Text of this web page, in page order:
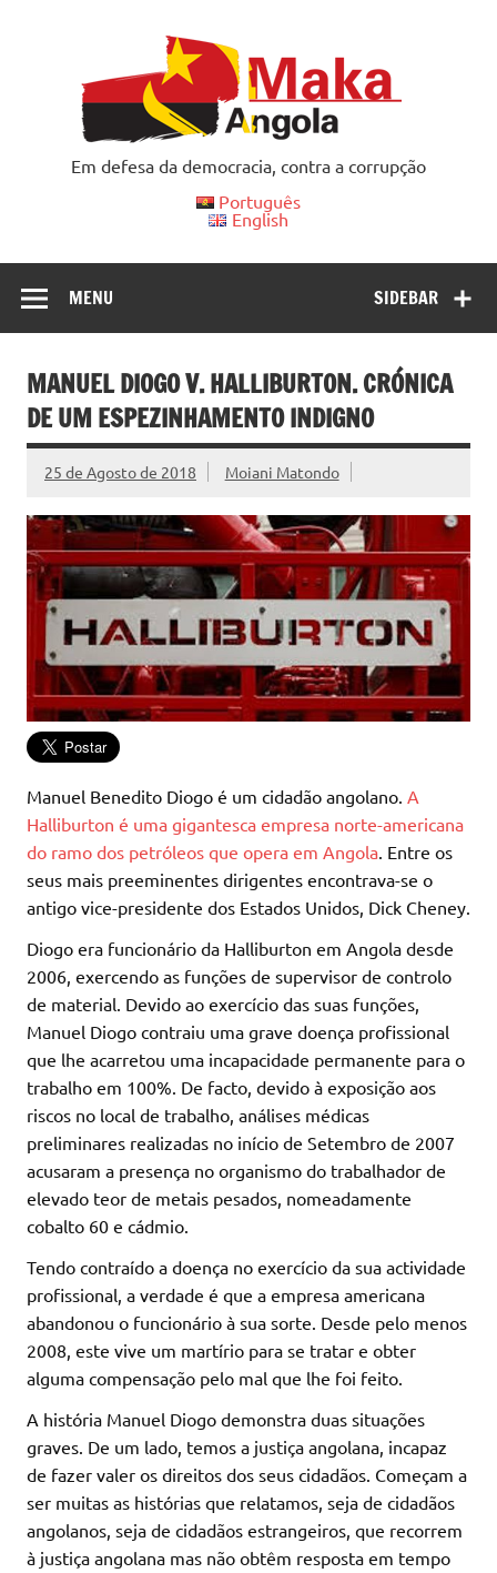
Em defesa da democracia, contra a corrupção
Português
English
SIDEBAR
MENU
MANUEL DIOGO V. HALLIBURTON. CRÓNICA
DE UM ESPEZINHAMENTO INDIGNO
25 de Agosto de 2018 Moiani Matondo
Manuel Benedito Diogo é um cidadão angolano. A
Halliburton é uma gigantesca empresa norte-americana
do ramo dos petróleos que opera em Angola. Entre os
seus mais preeminentes dirigentes encontrava-se o
antigo vice-presidente dos Estados Unidos, Dick Cheney.
Diogo era funcionário da Halliburton em Angola desde
2006, exercendo as funções de supervisor de controlo
de material. Devido ao exercício das suas funções,
Manuel Diogo contraiu uma grave doença profissional
que lhe acarretou uma incapacidade permanente para o
trabalho em 100%. De facto, devido à exposição aos
riscos no local de trabalho, análises médicas
preliminares realizadas no início de Setembro de 2007
acusaram a presença no organismo do trabalhador de
elevado teor de metais pesados, nomeadamente
cobalto 60 e cádmio.
Tendo contraído a doença no exercício da sua actividade
profissional, a verdade é que a empresa americana
abandonou o funcionário à sua sorte. Desde pelo menos
2008, este vive um martírio para se tratar e obter
alguma compensação pelo mal que lhe foi feito.
A história Manuel Diogo demonstra duas situações
graves. De um lado, temos a justiça angolana, incapaz
de fazer valer os direitos dos seus cidadãos. Começam a
ser muitas as histórias que relatamos, seja de cidadãos
angolanos, seja de cidadãos estrangeiros, que recorrem
à justiça angolana mas não obtêm resposta em tempo